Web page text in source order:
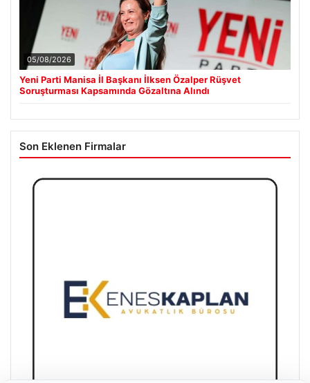
05/08/2026
Yeni Parti Manisa İl Başkanı İlksen Özalper Rüşvet
Soruşturması Kapsamında Gözaltına Alındı
Son Eklenen Firmalar